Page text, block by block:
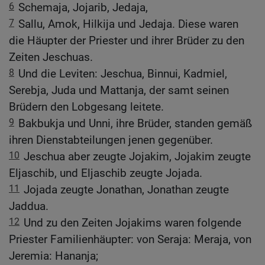
6 Schemaja, Jojarib, Jedaja,
7 Sallu, Amok, Hilkija und Jedaja. Diese waren
die Häupter der Priester und ihrer Brüder zu den
Zeiten Jeschuas.
8 Und die Leviten: Jeschua, Binnui, Kadmiel,
Serebja, Juda und Mattanja, der samt seinen
Brüdern den Lobgesang leitete.
9 Bakbukja und Unni, ihre Brüder, standen gemäß
ihren Dienstabteilungen jenen gegenüber.
10 Jeschua aber zeugte Jojakim, Jojakim zeugte
Eljaschib, und Eljaschib zeugte Jojada.
11 Jojada zeugte Jonathan, Jonathan zeugte
Jaddua.
12 Und zu den Zeiten Jojakims waren folgende
Priester Familienhäupter: von Seraja: Meraja, von
Jeremia: Hananja;